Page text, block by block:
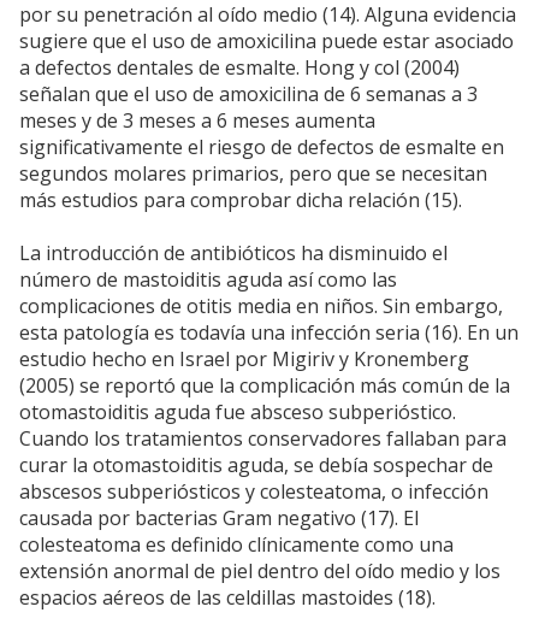
por su penetración al oído medio (14). Alguna evidencia
sugiere que el uso de amoxicilina puede estar asociado
a defectos dentales de esmalte. Hong y col (2004)
señalan que el uso de amoxicilina de 6 semanas a 3
meses y de 3 meses a 6 meses aumenta
significativamente el riesgo de defectos de esmalte en
segundos molares primarios, pero que se necesitan
más estudios para comprobar dicha relación (15).
La introducción de antibióticos ha disminuido el
número de mastoiditis aguda así como las
complicaciones de otitis media en niños. Sin embargo,
esta patología es todavía una infección seria (16). En un
estudio hecho en Israel por Migiriv y Kronemberg
(2005) se reportó que la complicación más común de la
otomastoiditis aguda fue absceso subperióstico.
Cuando los tratamientos conservadores fallaban para
curar la otomastoiditis aguda, se debía sospechar de
abscesos subperiósticos y colesteatoma, o infección
causada por bacterias Gram negativo (17). El
colesteatoma es definido clínicamente como una
extensión anormal de piel dentro del oído medio y los
espacios aéreos de las celdillas mastoides (18).